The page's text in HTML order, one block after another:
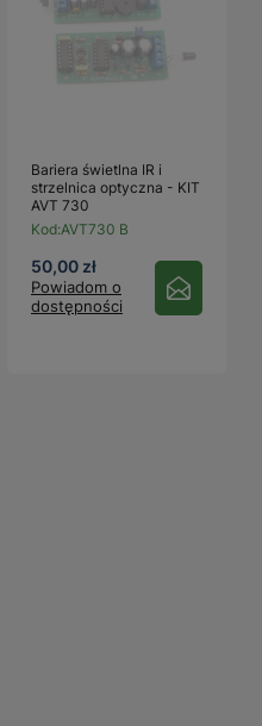
Bariera świetlna IR i
strzelnica optyczna - KIT
AVT 730
Kod:AVT730 B
50,00 zł
Powiadom o
dostępności